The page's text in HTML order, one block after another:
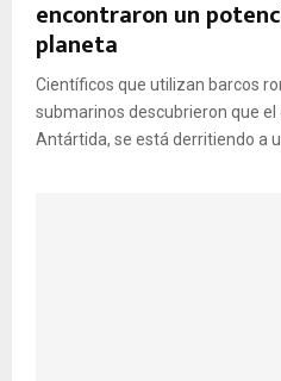
encontraron un
planeta
Científicos que utilizan barcos
submarinos descubrieron que el
Antártida, se está derritiendo a